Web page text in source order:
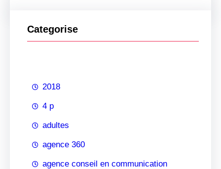
Categorise
2018
4 p
adultes
agence 360
agence conseil en communication